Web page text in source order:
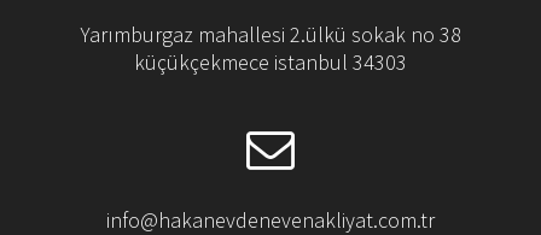
Yarımburgaz mahallesi 2.ülkü sokak no 38
küçükçekmece istanbul 34303
info@hakanevdenevenakliyat.com.tr